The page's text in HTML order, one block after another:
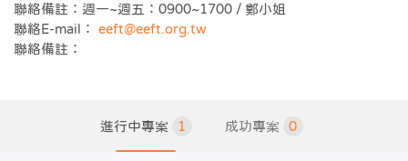
聯絡備註：週一~週五：0900~1700 / 鄭小姐
聯絡E-mail： eeft@eeft.org.tw
聯絡備註：
進行中專案 1 成功專案 0